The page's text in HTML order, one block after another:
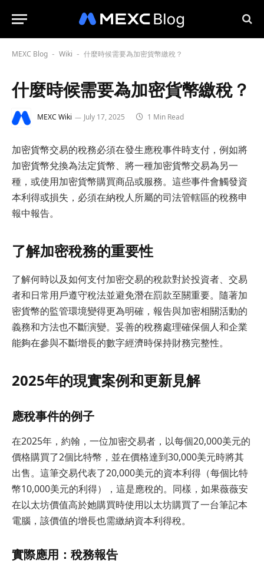
MEXC Blog - Wiki - 什麼時候需要為加密貨幣繳稅？
什麼時候需要為加密貨幣繳稅？
MEXC Wiki July 17, 2025 1 Min Read
加密貨幣交易的稅務必須在發生應稅事件時支付，例如將
加密貨幣兌換為法定貨幣、將一種加密貨幣交易為另一
種，或使用加密貨幣購買商品或服務。這些事件會觸發資
本利得或損失，必須在納稅人所屬的司法管轄區的稅務申
報中報告。
了解加密稅務的重要性
了解何時以及如何支付加密交易的稅款對於投資者、交易
者和日常用戶遵守稅法並避免潛在罰款至關重要。隨著加
密貨幣的監管環境變得更為明確，報告與加密相關活動的
義務和方法也不斷演變。妥善的稅務處理確保個人和企業
能夠在參與不斷增長的數字經濟時保持財務完整性。
2025年的現實案例和更新見解
應稅事件的例子
在2025年，約翰，一位加密交易者，以每個20,000美元的
價格購買了2個比特幣，並在價格達到30,000美元時將其
出售。這筆交易代表了20,000美元的資本利得（每個比特
幣10,000美元的利得），這是應稅的。同樣，如果薇薇安
在以太坊價值高於她購買時使用以太坊購買了一台筆記本
電腦，該價值的增長也需繳納資本利得稅。
實際應用：稅務報告